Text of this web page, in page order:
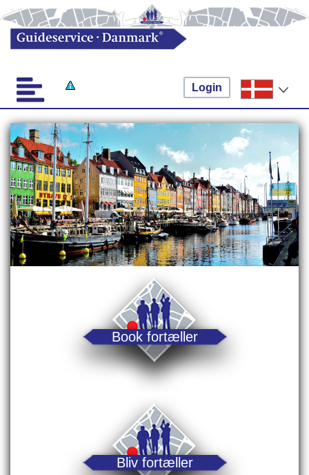
Login
Book fortæller
Bliv fortæller